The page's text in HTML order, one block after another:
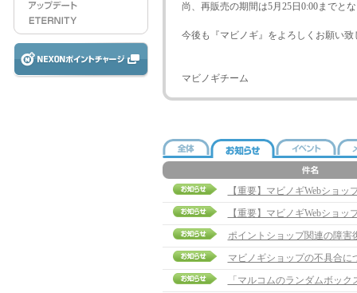
尚、再販売の期間は5月25日0:00までと
今後も『マビノギ』をよろしくお願い致
マビノギチーム
【重要】マビノギWebショ
【重要】マビノギWebショ
ポイントショップ関連の障害
マビノギショップの不具合に
「マルコムのランダムボッ